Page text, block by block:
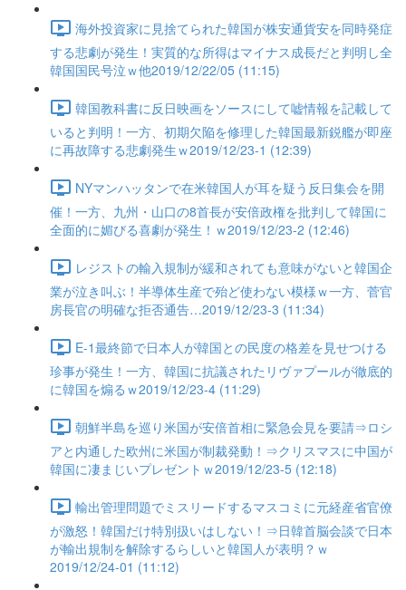
海外投資家に見捨てられた韓国が株安通貨安を同時発症
する悲劇が発生！実質的な所得はマイナス成長だと判明し全
韓国国民号泣ｗ他2019/12/22/05 (11:15)
韓国教科書に反日映画をソースにして嘘情報を記載して
いると判明！一方、初期欠陥を修理した韓国最新鋭艦が即座
に再故障する悲劇発生ｗ2019/12/23-1 (12:39)
NYマンハッタンで在米韓国人が耳を疑う反日集会を開
催！一方、九州・山口の8首長が安倍政権を批判して韓国に
全面的に媚びる喜劇が発生！ｗ2019/12/23-2 (12:46)
レジストの輸入規制が緩和されても意味がないと韓国企
業が泣き叫ぶ！半導体生産で殆ど使わない模様ｗ一方、菅官
房長官の明確な拒否通告…2019/12/23-3 (11:34)
E-1最終節で日本人が韓国との民度の格差を見せつける
珍事が発生！一方、韓国に抗議されたリヴァプールが徹底的
に韓国を煽るｗ2019/12/23-4 (11:29)
朝鮮半島を巡り米国が安倍首相に緊急会見を要請⇒ロシ
アと内通した欧州に米国が制裁発動！⇒クリスマスに中国が
韓国に凄まじいプレゼントｗ2019/12/23-5 (12:18)
輸出管理問題でミスリードするマスコミに元経産省官僚
が激怒！韓国だけ特別扱いはしない！⇒日韓首脳会談で日本
が輸出規制を解除するらしいと韓国人が表明？ｗ
2019/12/24-01 (11:12)